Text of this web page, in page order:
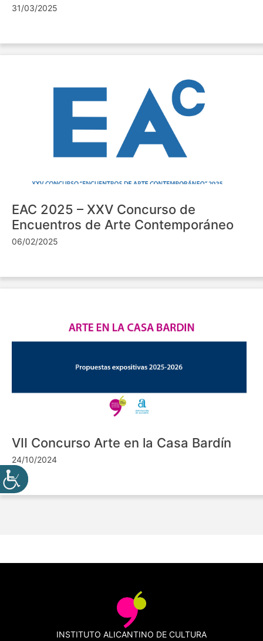
31/03/2025
EAC 2025 – XXV Concurso de
Encuentros de Arte Contemporáneo
06/02/2025
VII Concurso Arte en la Casa Bardín
24/10/2024
INSTITUTO ALICANTINO DE CULTURA